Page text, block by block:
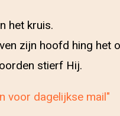
het kruis.
zijn hoofd hing het
stierf Hij.
voor dagelijkse mail"